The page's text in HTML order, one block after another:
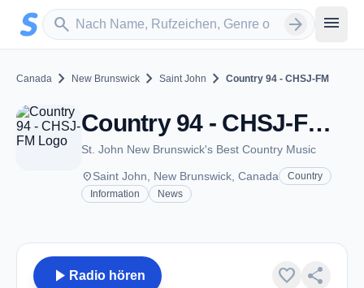
Zum Hauptinhalt springen
search
Sender suchen arrow_forward menu
Canada chevron_right New Brunswick chevron_right Saint John chevron_right Country 94 - CHSJ-FM
Country 94 - CHSJ-FM - FM 94.1 - Saint John, NB
St. John New Brunswick's Best Country Music
placeSaint John, New Brunswick, Canada
Country
Information
News
play_arrow Radio hören favorite share